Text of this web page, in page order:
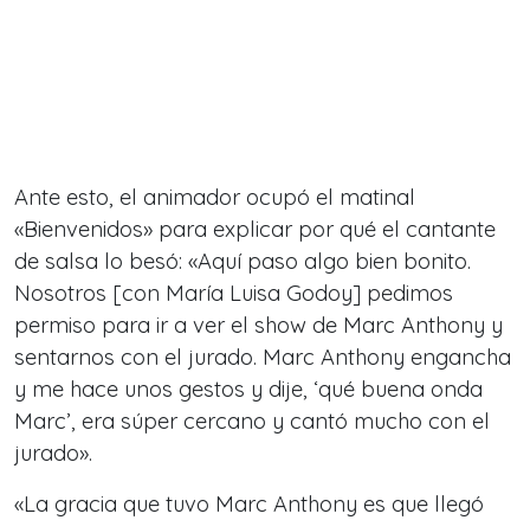
Ante esto, el animador ocupó el matinal
«Bienvenidos» para explicar por qué el cantante
de salsa lo besó: «Aquí paso algo bien bonito.
Nosotros [con María Luisa Godoy] pedimos
permiso para ir a ver el show de Marc Anthony y
sentarnos con el jurado. Marc Anthony engancha
y me hace unos gestos y dije, ‘qué buena onda
Marc’, era súper cercano y cantó mucho con el
jurado».
«La gracia que tuvo Marc Anthony es que llegó